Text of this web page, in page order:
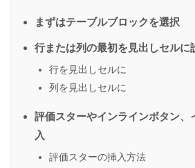
まずはテーブルブロックを選択
行または列の最初を見出しセルに
行を見出しセルに
列を見出しセルに
評価スターやインラインボタン、
入
評価スターの挿入方法